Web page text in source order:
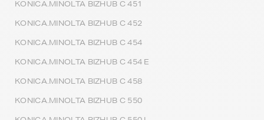
KONICA.MINOLTA BIZHUB C 451
KONICA.MINOLTA BIZHUB C 452
KONICA.MINOLTA BIZHUB C 454
KONICA.MINOLTA BIZHUB C 454 E
KONICA.MINOLTA BIZHUB C 458
KONICA.MINOLTA BIZHUB C 550